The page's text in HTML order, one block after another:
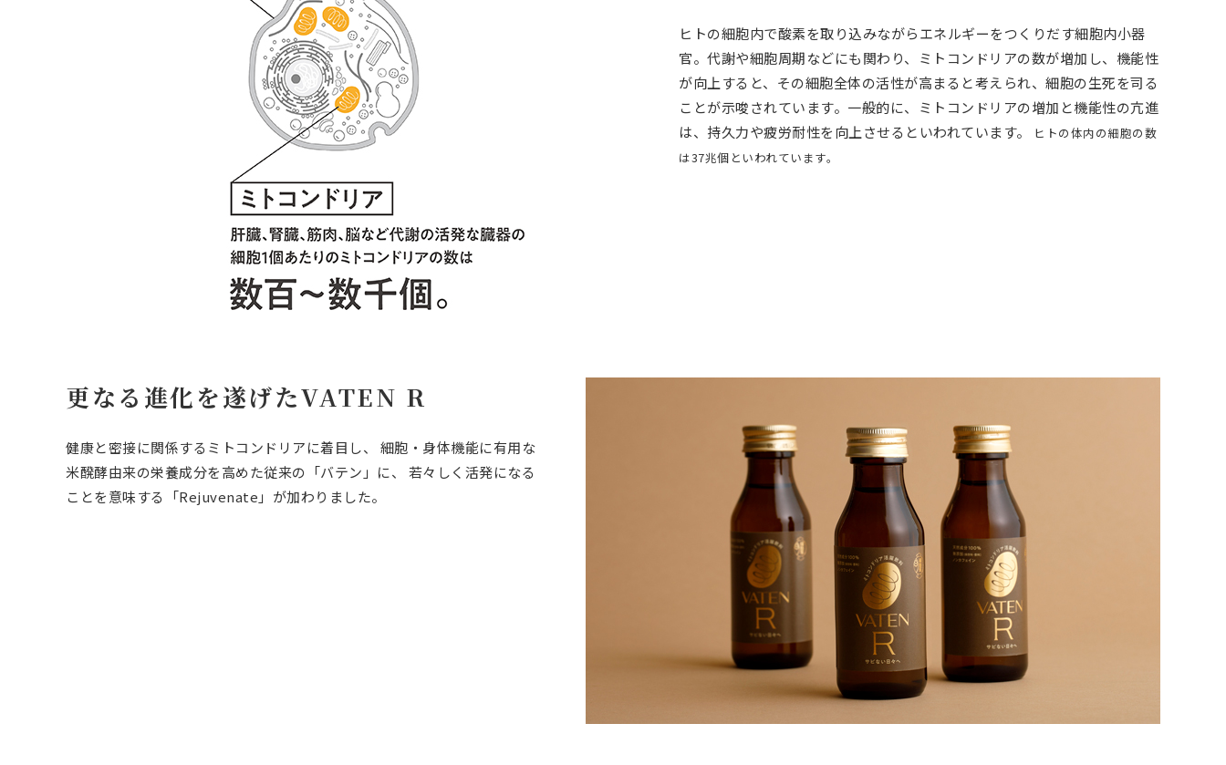
ヒトの細胞内で酸素を取り込みながらエネルギーをつくりだす細胞内小器
官。代謝や細胞周期などにも関わり、ミトコンドリアの数が増加し、機能性
が向上すると、その細胞全体の活性が高まると考えられ、細胞の生死を司る
ことが示唆されています。一般的に、ミトコンドリアの増加と機能性の亢進
は、持久力や疲労耐性を向上させるといわれています。
ヒトの体内の細胞の数
は37兆個といわれています。
更なる進化を遂げたVATEN R
健康と密接に関係するミトコンドリアに着目し、 細胞・身体機能に有用な
米醗酵由来の栄養成分を高めた従来の「バテン」に、 若々しく活発になる
ことを意味する「Rejuvenate」が加わりました。